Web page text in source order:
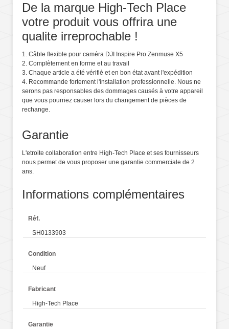
De la marque High-Tech Place
votre produit vous offrira une
qualite irreprochable !
1. Câble flexible pour caméra DJI Inspire Pro Zenmuse X5
2. Complètement en forme et au travail
3. Chaque article a été vérifié et en bon état avant l'expédition
4. Recommande fortement l'installation professionnelle. Nous ne
serons pas responsables des dommages causés à votre appareil
que vous pourriez causer lors du changement de pièces de
rechange.
Garantie
L'etroite collaboration entre High-Tech Place et ses fournisseurs
nous permet de vous proposer une garantie commerciale de 2
ans.
Informations complémentaires
Réf.
SH0133903
Condition
Neuf
Fabricant
High-Tech Place
Garantie